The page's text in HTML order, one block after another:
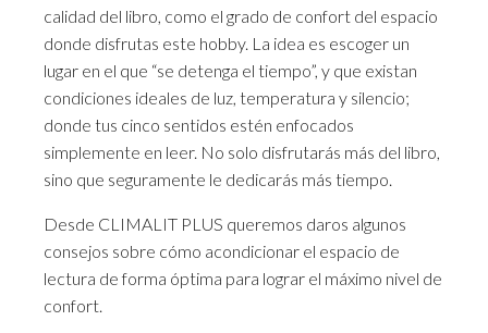
calidad del libro, como el grado de confort del espacio
donde disfrutas este hobby. La idea es escoger un
lugar en el que “se detenga el tiempo”, y que existan
condiciones ideales de luz, temperatura y silencio;
donde tus cinco sentidos estén enfocados
simplemente en leer. No solo disfrutarás más del libro,
sino que seguramente le dedicarás más tiempo.
Desde CLIMALIT PLUS queremos daros algunos
consejos sobre cómo acondicionar el espacio de
lectura de forma óptima para lograr el máximo nivel de
confort.